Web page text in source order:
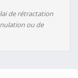
de rétractation
ou de